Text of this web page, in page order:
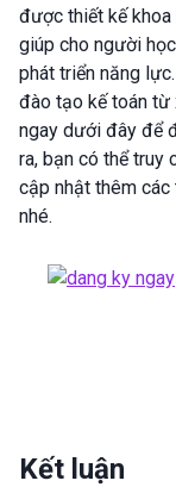
được thiết kế
giúp cho người
phát triển năng
đào tạo kế toán từ
ngay dưới đây để
ra, bạn có thể truy
cập nhật thêm các
nhé.
Kết luận